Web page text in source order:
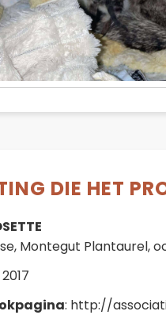
DIE HET
Montegut Plantaurel,
2017
: http://